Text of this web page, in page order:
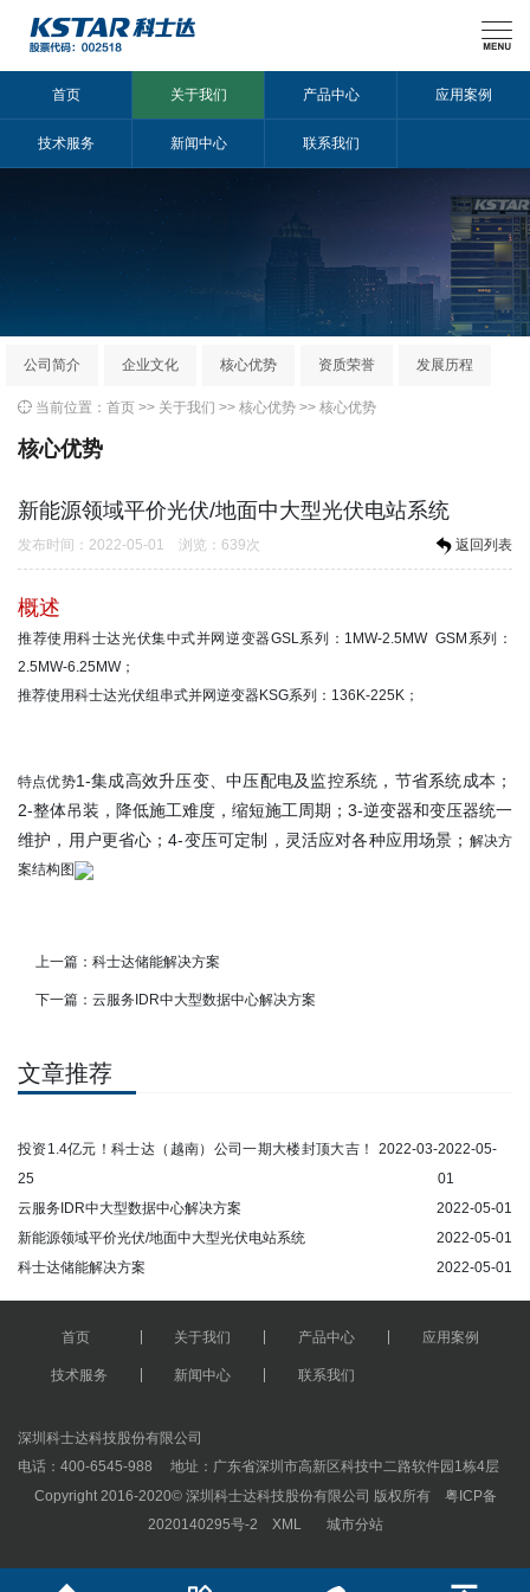

首页 关于我们 产品中心 应用案例
技术服务 新闻中心 联系我们
公司简介 企业文化 核心优势 资质荣誉 发展历程
 当前位置： 首页 >> 关于我们 >> 核心优势 >> 核心优势
核心优势
新能源领域平价光伏/地面中大型光伏电站系统
发布时间：2022-05-01 浏览：639次 返回列表
概述
推荐使用科士达光伏集中式并网逆变器GSL系列：1MW-2.5MW GSM系列：
2.5MW-6.25MW；
推荐使用科士达光伏组串式并网逆变器KSG系列：136K-225K；
特点优势1-集成高效升压变、中压配电及监控系统，节省系统成本；
2-整体吊装，降低施工难度，缩短施工周期； 3-逆变器和变压器统一
维护，用户更省心；4-变压可定制，灵活应对各种应用场景； 解决方
案结构图
上一篇： 科士达储能解决方案
下一篇： 云服务IDR中大型数据中心解决方案
文章推荐
投资1.4亿元！科士达（越南）公司一期大楼封顶大吉！ 2022-03-
25
2022-05-
01
云服务IDR中大型数据中心解决方案
2022-05-01
新能源领域平价光伏/地面中大型光伏电站系统
2022-05-01
科士达储能解决方案
2022-05-01
首页 关于我们 产品中心 应用案例
技术服务 新闻中心 联系我们
深圳科士达科技股份有限公司
电话：400-6545-988 地址：广东省深圳市高新区科技中二路软件园1栋4层
Copyright 2016-2020© 深圳科士达科技股份有限公司 版权所有 粤ICP备
2020140295号-2
XML 城市分站